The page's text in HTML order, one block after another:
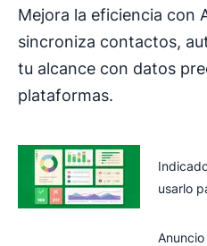
Mejora la eficiencia con
sincroniza contactos,
tu alcance con datos
plataformas.
usarlo